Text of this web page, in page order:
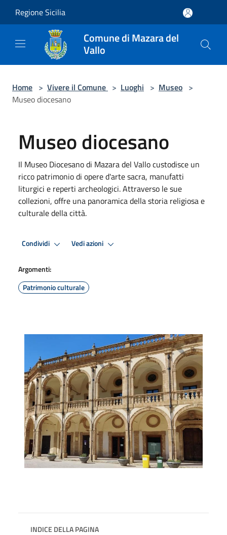
Regione Sicilia
Comune di Mazara del
Vallo
Home > Vivere il Comune > Luoghi > Museo >
Museo diocesano
Museo diocesano
Il Museo Diocesano di Mazara del Vallo custodisce un
ricco patrimonio di opere d'arte sacra, manufatti
liturgici e reperti archeologici. Attraverso le sue
collezioni, offre una panoramica della storia religiosa e
culturale della città.
Condividi Vedi azioni
Argomenti:
Patrimonio culturale
INDICE DELLA PAGINA